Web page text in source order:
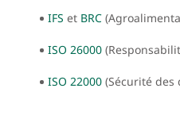
IFS et BRC
ISO 26000
ISO 22000 (Sécurité des